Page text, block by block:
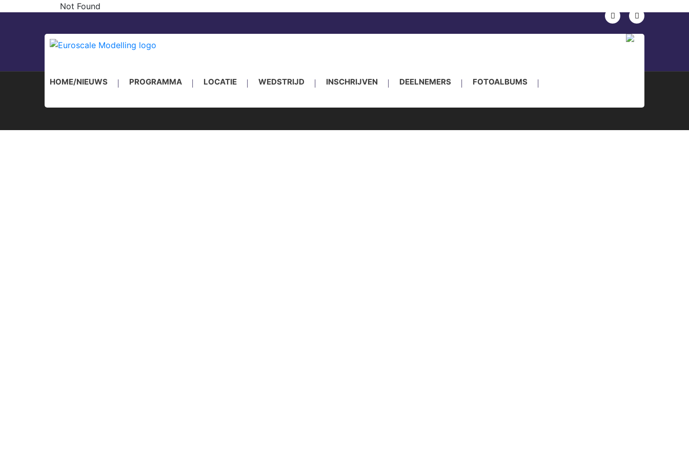
HOME/NIEUWS PROGRAMMA LOCATIE WEDSTRIJD INSCHRIJVEN DEELNEMERS FOTOALBUMS
Not Found
IPMS Nederland ESM: 28 november 2026 – Expo Houten, Meidoornkade 24, Houten
PRIVACY VERKLARING WEDSTRIJDREGLEMENT
ALGEMENE VOORWAARDEN/REGLEMENT
IPMS NEDERLAND, KVK AMSTERDAM 40531440